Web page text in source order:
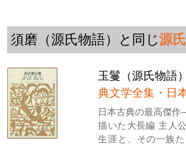
須磨（源氏物語）と同じ源
玉鬘（源氏物語
典文学全集・日
日本古典の最高傑
描いた大長編 主人
生涯と、その一族